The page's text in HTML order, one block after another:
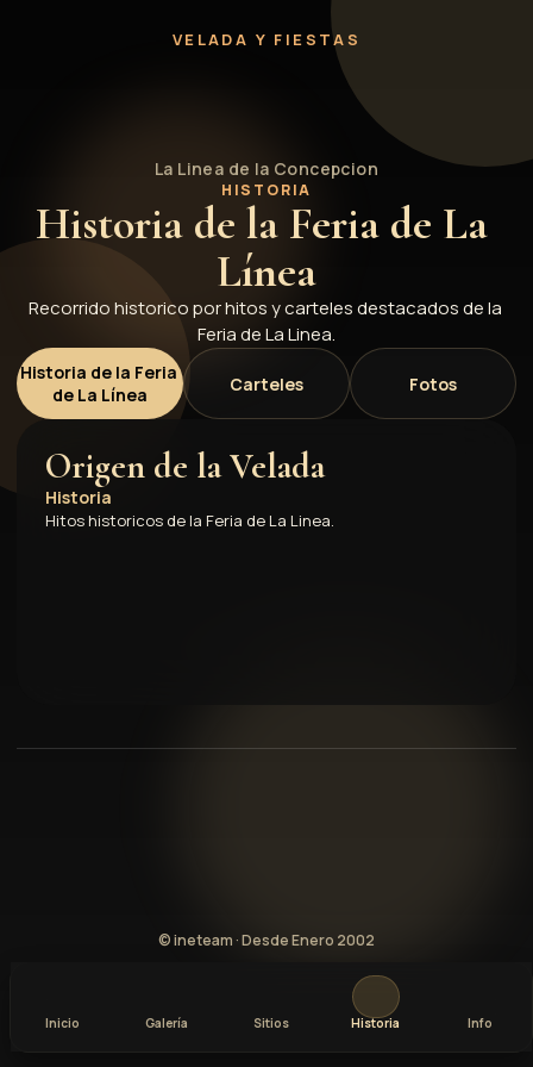
Historia de la Feria
VELADA Y FIESTAS
La Linea de la Concepcion
HISTORIA
Historia de la Feria de La
Línea
Recorrido historico por hitos y carteles destacados de la
Feria de La Linea.
Historia de la Feria
de La Línea
Carteles Fotos
Origen de la Velada
Historia
Hitos historicos de la Feria de La Linea.
© ineteam · Desde Enero 2002
Inicio Galería Sitios Historia Info